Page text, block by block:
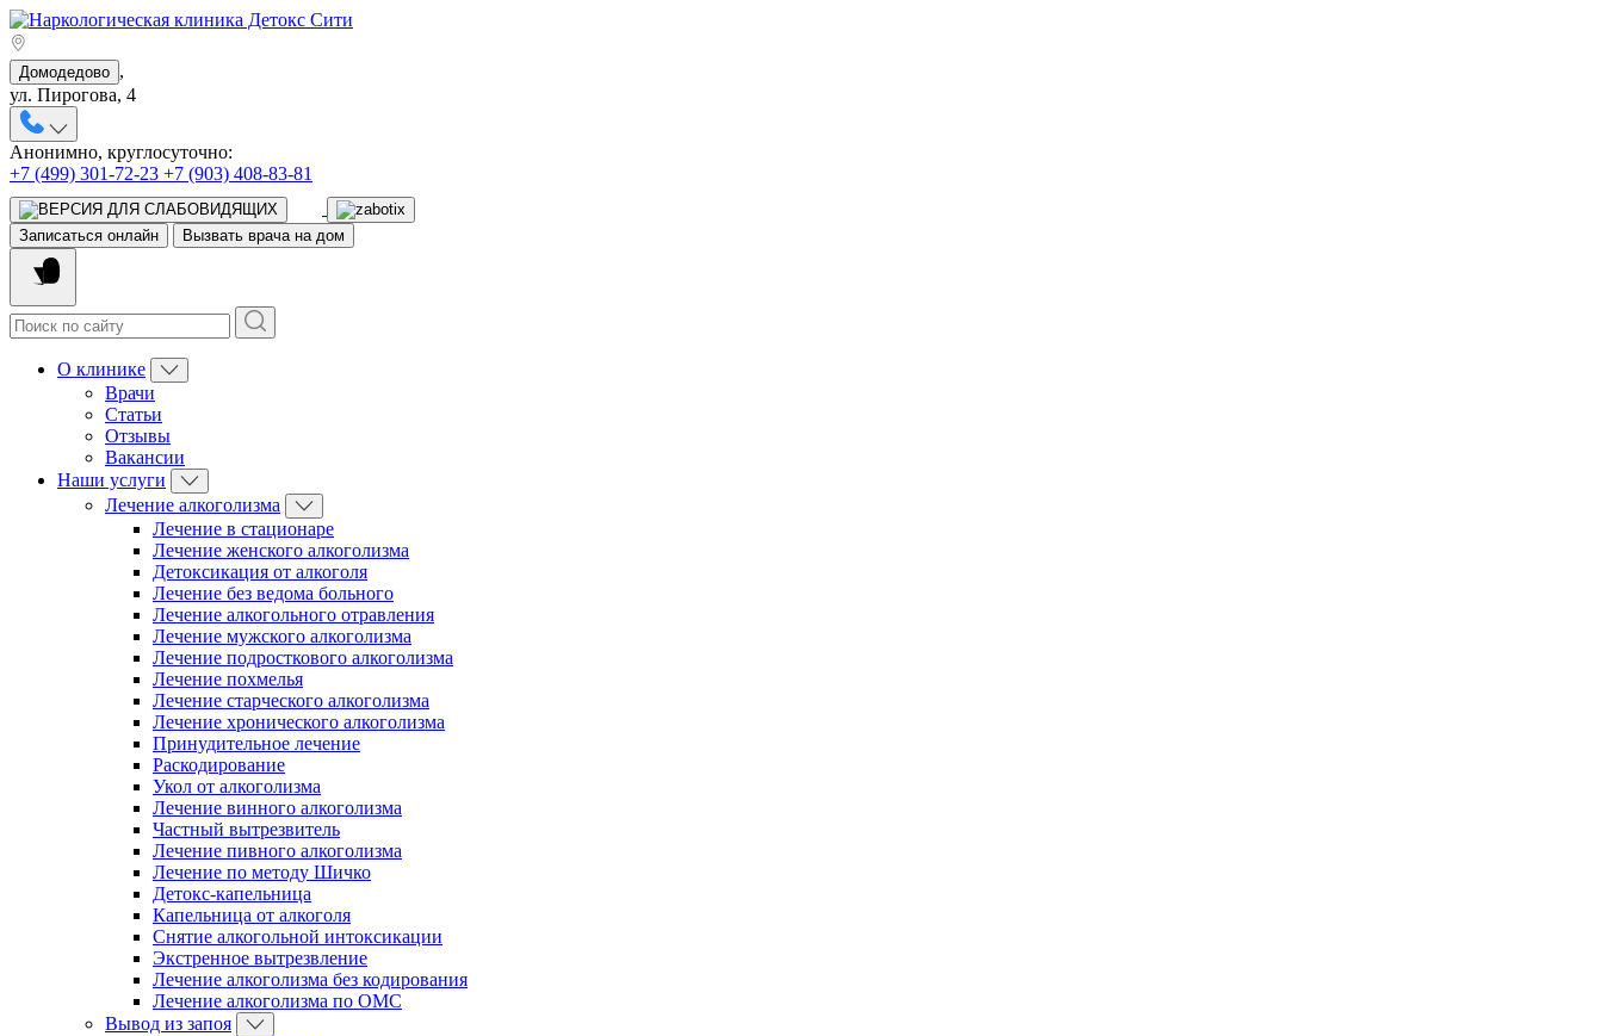
Домодедово ,
ул. Пирогова, 4
Анонимно, круглосуточно:
+7 (499) 301-72-23 +7 (903) 408-83-81
Записаться онлайн Вызвать врача на дом
О клинике
Врачи
Статьи
Отзывы
Вакансии
Наши услуги
Лечение алкоголизма
Лечение в стационаре
Лечение женского алкоголизма
Детоксикация от алкоголя
Лечение без ведома больного
Лечение алкогольного отравления
Лечение мужского алкоголизма
Лечение подросткового алкоголизма
Лечение похмелья
Лечение старческого алкоголизма
Лечение хронического алкоголизма
Принудительное лечение
Раскодирование
Укол от алкоголизма
Лечение винного алкоголизма
Частный вытрезвитель
Лечение пивного алкоголизма
Лечение по методу Шичко
Детокс-капельница
Капельница от алкоголя
Снятие алкогольной интоксикации
Экстренное вытрезвление
Лечение алкоголизма без кодирования
Лечение алкоголизма по ОМС
Вывод из запоя